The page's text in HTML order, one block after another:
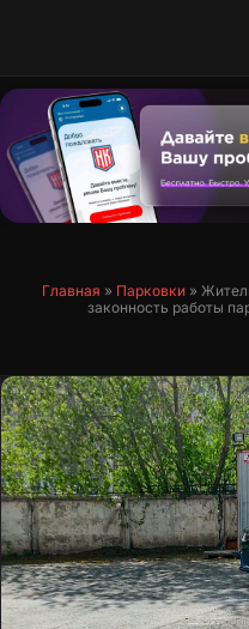
Главная » Парковки»
законность работы